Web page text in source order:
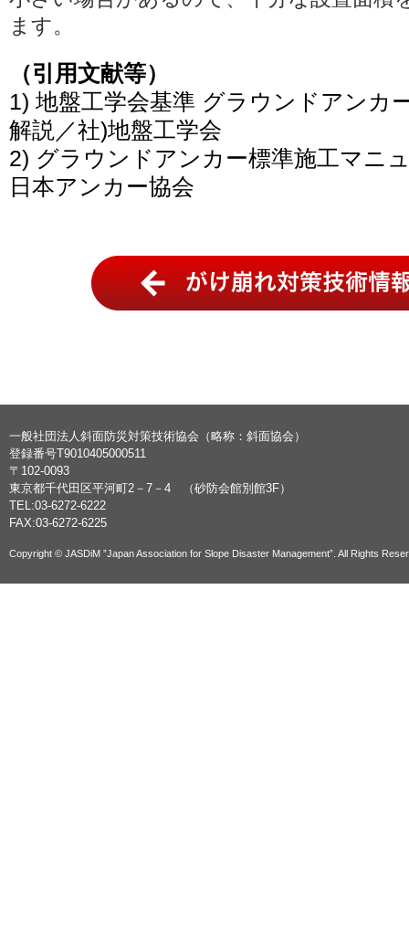
ます。
（引用文献等）
1) 地盤工学会基準 グラウンドアンカ
解説／社)地盤工学会
2) グラウンドアンカー標準施工マニ
日本アンカー協会
一般社団法人斜面防災対策技術協会（略称：斜面協会）
登録番号T9010405000511
〒102-0093
東京都千代田区平河町2－7－4 （砂防会館別館3F）
TEL:03-6272-6222
FAX:03-6272-6225
Copyright © JASDiM ”Japan Association for Slope Disaster Management”. All Rights